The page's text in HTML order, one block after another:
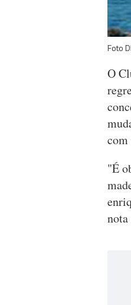
Foto
O
com
"É